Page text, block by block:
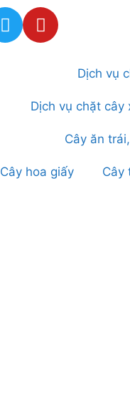
Dịch vụ
Dịch vụ chặt cây
Cây ăn
Cây hoa giấy Cây